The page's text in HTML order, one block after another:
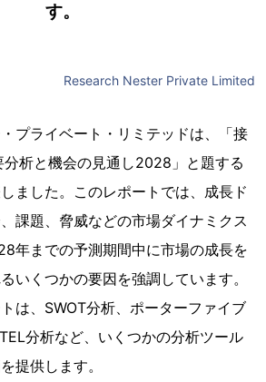
す。
Research Nester Private Limited
プライベート・リミテッドは、「接
析と機会の見通し2028」と題する
ました。このレポートでは、成長ド
課題、脅威などの市場ダイナミクス
年までの予測期間中に市場の成長を
いくつかの要因を強調しています。
は、SWOT分析、ポーターファイブ
分析など、いくつかの分析ツール
提供します。